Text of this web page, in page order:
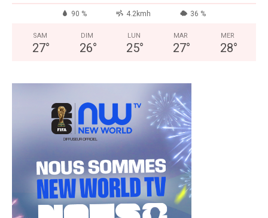
90 % 4.2kmh 36 %
SAM
27°
DIM
26°
LUN
25°
MAR
27°
MER
28°